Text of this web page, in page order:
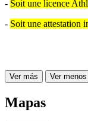
- Soit une licence
- Soit une attestation
Ver más Ver menos
Mapas